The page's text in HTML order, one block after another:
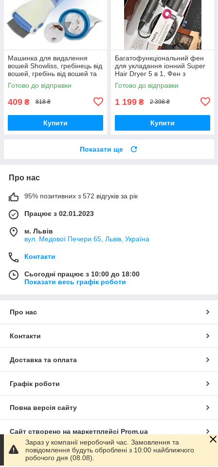
Машинка для видалення
вошей Showliss, гребінець від
вошей, гребінь від вошей та
гнид, гребінець для
вичісування гнид
Готово до відправки
409 ₴ 818 ₴
Купити
Багатофункціональний фен
для укладання іонний Super
Hair Dryer 5 в 1, Фен з
регулюванням температури
Готово до відправки
1 199 ₴ 2 398 ₴
Купити
Показати ще
Про нас
95% позитивних з 572 відгуків за рік
Працює з 02.01.2023
м. Львів
вул. Медової Печери 65, Львів, Україна
Контакти
Сьогодні працює з 10:00 до 18:00
Показати весь графік роботи
Про нас
Контакти
Доставка та оплата
Графік роботи
Повна версія сайту
Сайт створено на маркетплейсі Prom.ua
Політика конфіденційності
Зараз у компанії неробочий час. Замовлення та
повідомлення будуть оброблені з 10:00 найближчого
робочого дня (08.08).